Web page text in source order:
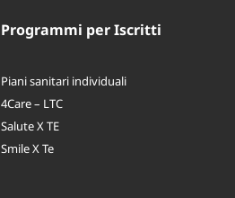
Programmi per Iscritti
Piani sanitari individuali
4Care – LTC
Salute X TE
Smile X Te